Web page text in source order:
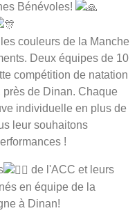
Bénévoles!
couleurs de la Manche
Deux équipes de 10
compétition de natation
de Dinan. Chaque
individuelle en plus de
leur souhaitons
!
de l'ACC et leurs
en équipe de la
à Dinan!